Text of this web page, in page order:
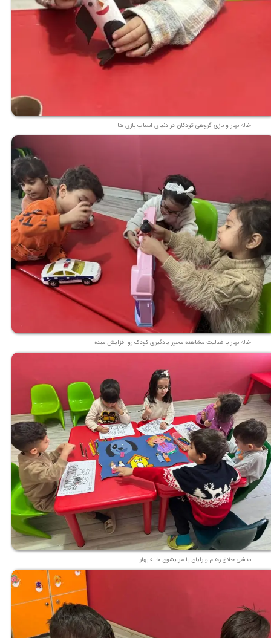
خاله بهار و بازی گروهی کودکان در دنیای اسباب بازی ها
خاله بهار با فعالیت مشاهده محور یادگیری کودک رو افزایش میده
نقاشی خلاق رهام و رایان با مربیشون خاله بهار